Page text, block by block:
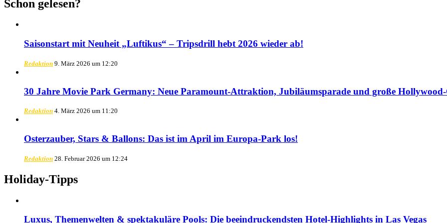
Schon gelesen?
Saisonstart mit Neuheit „Luftikus“ – Tripsdrill hebt 2026 wieder ab!
Redaktion 9. März 2026 um 12:20
30 Jahre Movie Park Germany: Neue Paramount-Attraktion, Jubiläumsparade und große Hollywood-
Redaktion 4. März 2026 um 11:20
Osterzauber, Stars & Ballons: Das ist im April im Europa-Park los!
Redaktion 28. Februar 2026 um 12:24
Holiday-Tipps
Luxus, Themenwelten & spektakuläre Pools: Die beeindruckendsten Hotel-Highlights in Las Vegas